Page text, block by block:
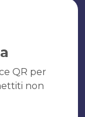
QR per
non